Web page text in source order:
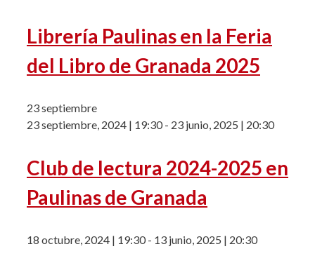
Librería Paulinas en la Feria
del Libro de Granada 2025
23 septiembre
23 septiembre, 2024 | 19:30- 23 junio, 2025 | 20:30
Club de lectura 2024-2025 en
Paulinas de Granada
18 octubre, 2024 | 19:30- 13 junio, 2025 | 20:30